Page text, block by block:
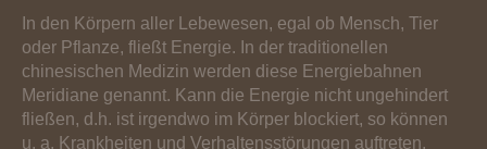
In den Körpern aller Lebewesen, egal ob Mensch, Tier
oder Pflanze, fließt Energie. In der traditionellen
chinesischen Medizin werden diese Energiebahnen
Meridiane genannt. Kann die Energie nicht ungehindert
fließen, d.h. ist irgendwo im Körper blockiert, so können
u. a. Krankheiten und Verhaltensstörungen auftreten.